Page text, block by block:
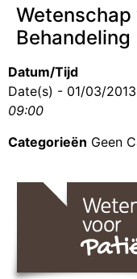
Wetenschap
Behandeling
Datum/Tijd
Date(s) - 01/03/2013
09:00
Categorieën Geen